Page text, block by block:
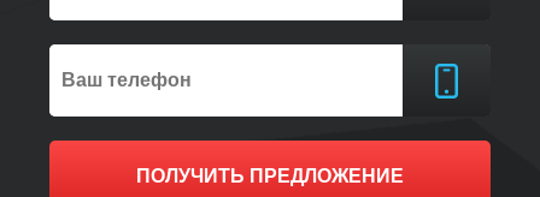
ПОЛУЧИТЬ ПРЕДЛОЖЕНИЕ